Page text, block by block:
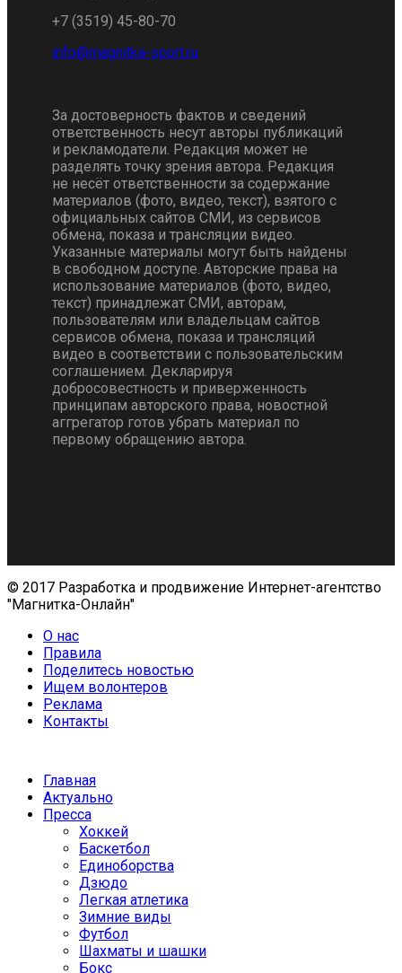
+7 (3519) 45-80-70
За достоверность фактов и сведений
ответственность несут авторы публикаций
и рекламодатели. Редакция может не
разделять точку зрения автора. Редакция
не несёт ответственности за содержание
материалов (фото, видео, текст), взятого с
официальных сайтов СМИ, из сервисов
обмена, показа и трансляции видео.
Указанные материалы могут быть найдены
в свободном доступе. Авторские права на
использование материалов (фото, видео,
текст) принадлежат СМИ, авторам,
пользователям или владельцам сайтов
сервисов обмена, показа и трансляций
видео в соответствии с пользовательским
соглашением. Декларируя
добросовестность и приверженность
принципам авторского права, новостной
аггрегатор готов убрать материал по
первому обращению автора.
© 2017 Разработка и продвижение Интернет-агентство
"Магнитка-Онлайн"
О нас
Правила
Поделитесь новостью
Ищем волонтеров
Реклама
Контакты
Главная
Актуально
Пресса
Хоккей
Баскетбол
Единоборства
Дзюдо
Легкая атлетика
Зимние виды
Футбол
Шахматы и шашки
Бокс